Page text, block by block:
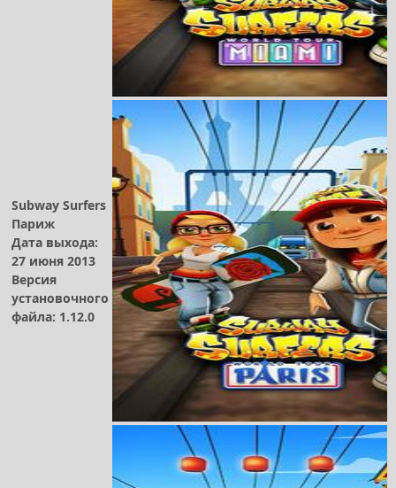
Subway Surfers
Париж
Дата выхода:
27 июня 2013
Версия
установочного
файла: 1.12.0